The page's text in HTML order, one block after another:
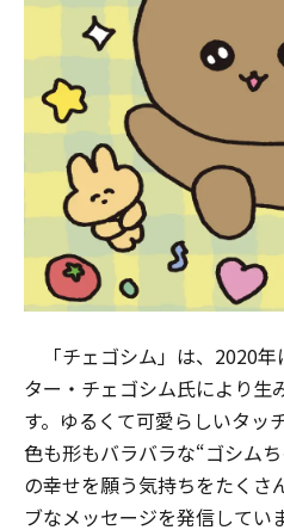
「チェゴシム」は、2020年
ター・チェゴシム⽒により⽣
す。ゆるくて可愛らしいタッ
⾊も形もバラバラな“ゴシム
の幸せを願う気持ちをたくさ
ブなメッセージを発信してい